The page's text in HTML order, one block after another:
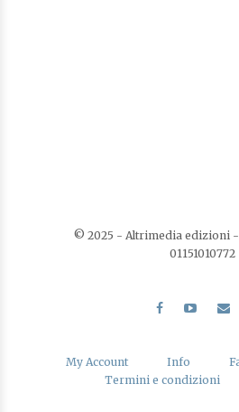
© 2025 - Altrimedia edizioni
01151010772
My Account Info
Termini e condizioni